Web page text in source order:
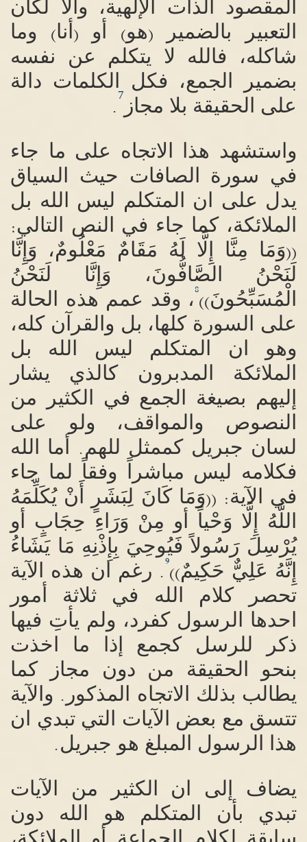
المقصود الذات الإلهية، والا لكان
التعبير بالضمير (هو) أو (أنا)
وما
شاكله، فالله لا يتكلم عن نفسه
بضمير الجمع، فكل الكلمات دالة
على الحقيقة بلا مجاز 7
.
واستشهد هذا الاتجاه على ما جاء
في سورة الصافات حيث السياق
يدل على ان المتكلم ليس الله بل
الملائكة، كما جاء في النص التالي:
((وَمَا مِنَّا إِلَّا لَهُ مَقَامٌ مَعْلُومٌ، وَإِنَّا
لَنَحْنُ الصَّافُّونَ، وَإِنَّا لَنَحْنُ
الْمُسَبِّحُونَ))
8، وقد عمم هذه الحالة
على السورة كلها، بل والقرآن كله،
وهو ان المتكلم ليس الله بل
الملائكة المدبرون كالذي يشار
إليهم بصيغة الجمع في الكثير من
النصوص والمواقف، ولو على
لسان جبريل كممثل للهم. أما الله
فكلامه ليس مباشراً وفقاً لما جاء
في الآية: ((وَمَا كَانَ لِبَشَرٍ أَنْ يُكَلِّمَهُ
اللَّهُ إِلَّا وَحْياً أو مِنْ وَرَاءِ حِجَابٍ أو
يُرْسِلَ رَسُولاً فَيُوحِيَ بِإِذْنِهِ مَا يَشَاءُ
إِنَّهُ عَلِيٌّ حَكِيمٌ))
9
. رغم ان هذه الآية
تحصر كلام الله في ثلاثة أمور
احدها الرسول كفرد، ولم يأتِ فيها
ذكر للرسل كجمع إذا ما اخذت
بنحو الحقيقة من دون مجاز كما
يطالب بذلك الاتجاه المذكور . والآية
تتسق مع بعض الآيات التي تبدي ان
هذا الرسول المبلغ هو جبريل.
يضاف إلى ان الكثير من الآيات
تبدي بأن المتكلم هو الله دون